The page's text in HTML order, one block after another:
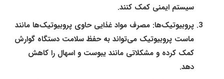
سیستم ایمنی کمک کنند.
پروبیوتیک‌ها: مصرف مواد غذایی حاوی پروبیوتیک‌ها مانند
ماست پروبیوتیک می‌تواند به حفظ سلامت دستگاه گوارش
کمک کرده و مشکلاتی مانند یبوست و اسهال را کاهش
دهد.